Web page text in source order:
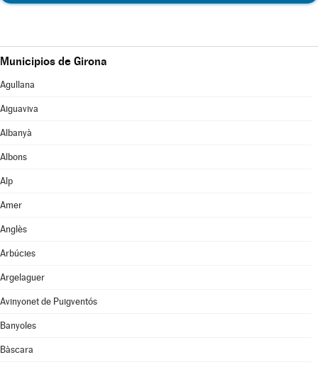
Municipios de Girona
Agullana
Aiguaviva
Albanyà
Albons
Alp
Amer
Anglès
Arbúcies
Argelaguer
Avinyonet de Puigventós
Banyoles
Bàscara